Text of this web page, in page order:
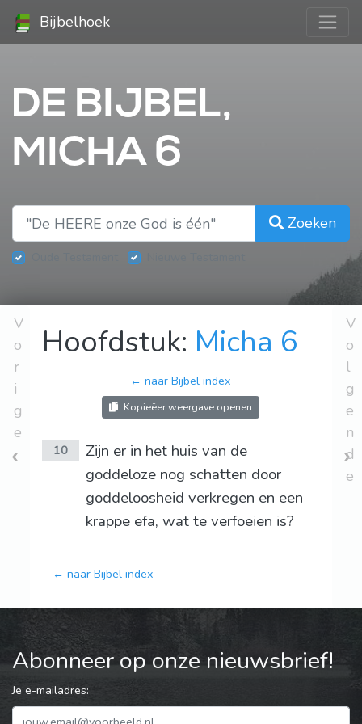
Bijbelhoek
DE BIJBEL,
MICHA 6
Zoeken
V
o
r
i
g
e
Hoofdstuk: Micha 6
← naar Bijbel index
Kopieëer weergave openen
10
Zijn er in het huis van de
goddeloze nog schatten door
goddeloosheid verkregen en een
krappe efa, wat te verfoeien is?
← naar Bijbel index
V
o
l
g
e
n
d
e
Abonneer op onze nieuwsbrief!
Je e-mailadres: